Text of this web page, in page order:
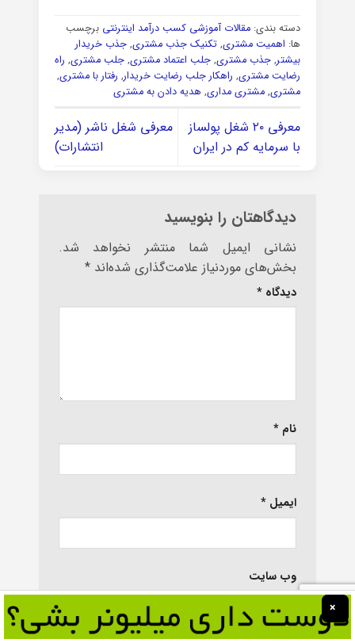
دسته بندی: مقالات آموزشی کسب درآمد اینترنتی برچسب
ها: اهمیت مشتری, تکنیک جذب مشتری, جذب خریدار
بیشتر, جذب مشتری, جلب اعتماد مشتری, جلب مشتری, راه
رضایت مشتری, راهکار جلب رضایت خریدار, رفتار با مشتری,
مشتری, مشتری مداری, هدیه دادن به مشتری
معرفی ۲۰ شغل پولساز
با سرمایه کم در ایران
معرفی شغل ناشر (مدیر
انتشارات)
دیدگاهتان را بنویسید
نشانی ایمیل شما منتشر نخواهد شد.
بخش‌های موردنیاز علامت‌گذاری شده‌اند *
دیدگاه *
نام *
ایمیل *
وب‌ سایت
×